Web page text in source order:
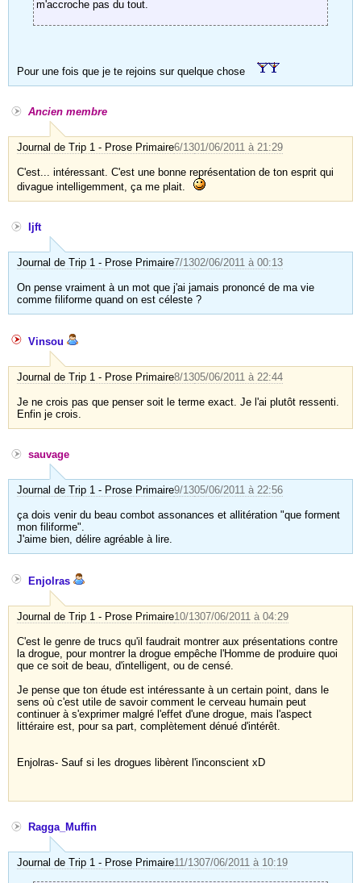
m'accroche pas du tout.
Pour une fois que je te rejoins sur quelque chose
Ancien membre
Journal de Trip 1 - Prose Primaire6/1301/06/2011 à 21:29
C'est... intéressant. C'est une bonne représentation de ton esprit qui
divague intelligemment, ça me plait.
Ijft
Journal de Trip 1 - Prose Primaire7/1302/06/2011 à 00:13
On pense vraiment à un mot que j'ai jamais prononcé de ma vie
comme filiforme quand on est céleste ?
Vinsou
Journal de Trip 1 - Prose Primaire8/1305/06/2011 à 22:44
Je ne crois pas que penser soit le terme exact. Je l'ai plutôt ressenti.
Enfin je crois.
sauvage
Journal de Trip 1 - Prose Primaire9/1305/06/2011 à 22:56
ça dois venir du beau combot assonances et allitération "que forment
mon filiforme".
J'aime bien, délire agréable à lire.
Enjolras
Journal de Trip 1 - Prose Primaire10/1307/06/2011 à 04:29
C'est le genre de trucs qu'il faudrait montrer aux présentations contre
la drogue, pour montrer la drogue empêche l'Homme de produire quoi
que ce soit de beau, d'intelligent, ou de censé.
Je pense que ton étude est intéressante à un certain point, dans le
sens où c'est utile de savoir comment le cerveau humain peut
continuer à s'exprimer malgré l'effet d'une drogue, mais l'aspect
littéraire est, pour sa part, complètement dénué d'intérêt.
Enjolras- Sauf si les drogues libèrent l'inconscient xD
Ragga_Muffin
Journal de Trip 1 - Prose Primaire11/1307/06/2011 à 10:19